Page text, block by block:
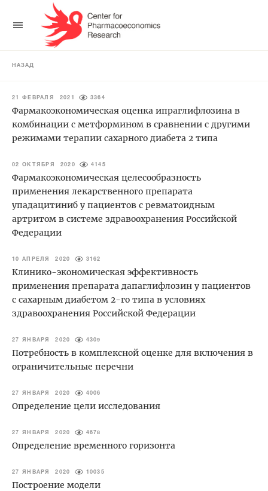
НАЗАД
21 ФЕВРАЛЯ 2021 3364
Фармакоэкономическая оценка ипраглифлозина в
комбинации с метформином в сравнении с другими
режимами терапии сахарного диабета 2 типа
02 ОКТЯБРЯ 2020 4145
Фармакоэкономическая целесообразность
применения лекарственного препарата
упадацитиниб у пациентов с ревматоидным
артритом в системе здравоохранения Российской
Федерации
10 АПРЕЛЯ 2020 3162
Клинико-экономическая эффективность
применения препарата дапаглифлозин у пациентов
с сахарным диабетом 2-го типа в условиях
здравоохранения Российской Федерации
27 ЯНВАРЯ 2020 4309
Потребность в комплексной оценке для включения в
ограничительные перечни
27 ЯНВАРЯ 2020 4006
Определение цели исследования
27 ЯНВАРЯ 2020 4678
Определение временного горизонта
27 ЯНВАРЯ 2020 10035
Построение модели